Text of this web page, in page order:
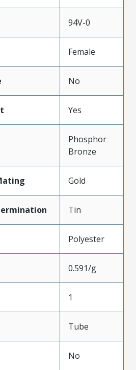
94V-0
Female
No
Yes
Phosphor
Bronze
Gold
Tin
Polyester
0.591/g
1
Tube
No